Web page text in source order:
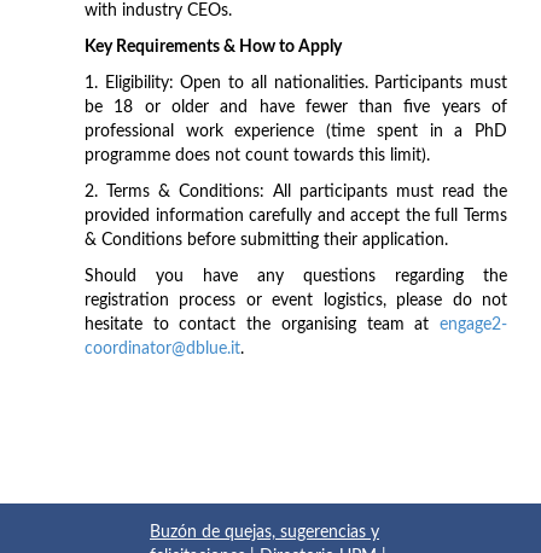
with industry CEOs.
Key Requirements & How to Apply
1. Eligibility: Open to all nationalities. Participants must
be 18 or older and have fewer than five years of
professional work experience (time spent in a PhD
programme does not count towards this limit).
2. Terms & Conditions: All participants must read the
provided information carefully and accept the full Terms
& Conditions before submitting their application.
Should you have any questions regarding the
registration process or event logistics, please do not
hesitate to contact the organising team at engage2-
coordinator@dblue.it.
Buzón de quejas, sugerencias y